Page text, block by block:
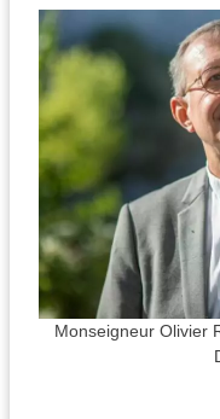
Monseigneur Olivier